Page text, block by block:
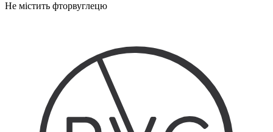
Не містить фторвуглецю